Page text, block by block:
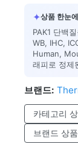
✦상품 한눈
PAK1 단백
WB, IHC,
Human,
래피로 정제
브랜드:
카테고리
브랜드 상